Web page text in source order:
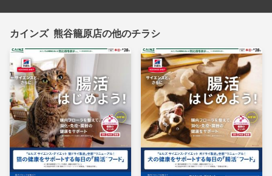
カインズ 熊谷籠原店の他のチラシ